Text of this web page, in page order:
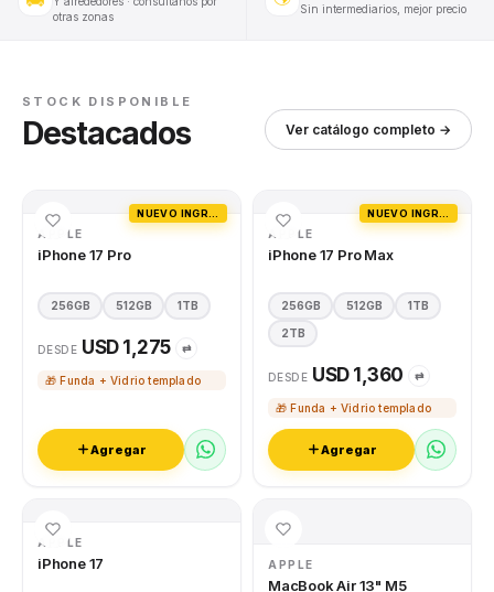
otras zonas
Sin intermediarios, mejor precio
STOCK DISPONIBLE
Destacados Ver catálogo completo →
APPLE
iPhone 17 Pro
256GB 512GB 1TB
DESDE USD 1,275 ⇄
🎁 Funda + Vidrio templado
Agregar
APPLE
iPhone 17 Pro Max
256GB 512GB 1TB
2TB
DESDE USD 1,360 ⇄
🎁 Funda + Vidrio templado
Agregar
APPLE
iPhone 17 APPLE
MacBook Air 13" M5